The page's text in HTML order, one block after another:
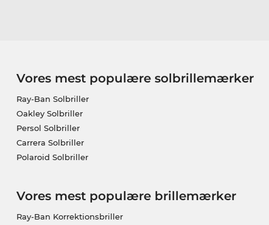
Vores mest populære solbrillemærker
Ray-Ban Solbriller
Oakley Solbriller
Persol Solbriller
Carrera Solbriller
Polaroid Solbriller
Vores mest populære brillemærker
Ray-Ban Korrektionsbriller